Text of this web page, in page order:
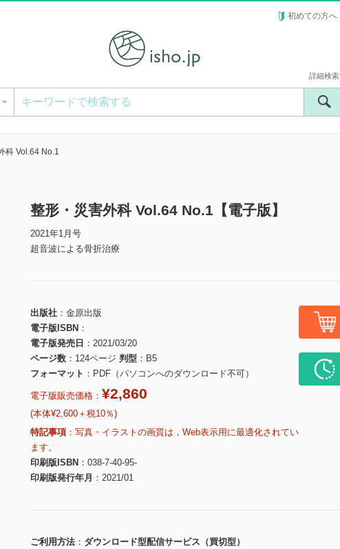
初めての方へ
詳細検索
科 Vol.64 No.1
整形・災害外科 Vol.64 No.1【電子版】
2021年1月号
超音波による骨折治療
出版社
金原出版
電子版ISBN
電子版発売日
2021/03/20
ページ数
124ページ 判型
B5
フォーマット
PDF（パソコンへのダウンロード不可）
電子版販売価格： ¥2,860
(本体¥2,600＋税10％)
特記事項
写真・イラストの画質は，Web表示用に最適化されてい
ます。
印刷版ISBN
038-7-40-95-
印刷版発行年月
2021/01
ご利用方法
ダウンロード型配信サービス（買切型）